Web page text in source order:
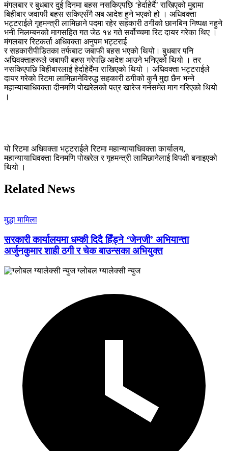
मंगलबार र बुधबार दुई दिनमा बहस नसकिएपछि ‘हेर्दाहेर्दै’ राखिएको मुद्दामा
बिहीबार जवाफी बहस सकिएसँगै अब आदेश हुने भएको हो । अधिवक्ता
भट्टराईले गृहमन्त्री लामिछाने पदमा रहेर सहकारी ठगीको छानबिन निष्पक्ष नहुने
भनी निलम्बनको मागसहित गत जेठ १४ गते सर्वोच्चमा रिट दायर गरेका थिए ।
मंगलबार रिटकर्ता अधिवक्ता अनुपम भट्टराई
रसहकारीपीडितकातर्फबाटजबाफीबहस भएको थियो। बुधबार पनि
अधिवक्ताहरूलेजबाफीबहस गरेपछि आदेश आउने भनिएको थियो । तर
नसकिएपछि बिहीबारलाई हेर्दाहेर्दैमा राखिएको थियो । अधिवक्ता भट्टराईले
दायर गरेको रिटमा लामिछानेविरुद्ध सहकारी ठगीको कुनै मुद्दा छैन भन्ने
महान्यायाधिवक्ता दीनमणि पोखरेलको पत्र खारेज गर्नसमेत माग गरिएको थियो
।
यो रिटमा अधिवक्ता भट्टराईले रिटमा महान्यायाधिवक्ता कार्यालय,
महान्यायाधिवक्ता दिनमणि पोखरेल र गृहमन्त्री लामिछानेलाई विपक्षी बनाइएको
थियो ।
Related News
मुद्धा मामिला
सरकारी कार्यालयमा धम्की दिदै हिँड्ने ‘जेनजी’ अभियान्ता
अर्जुनकुमार शाही ठगी र चेक बाउन्सका अभियुक्त
ग्लोबल ग्यालेक्सी न्युज